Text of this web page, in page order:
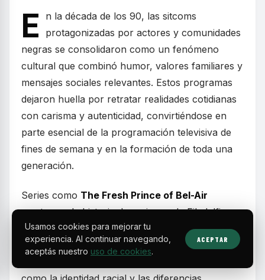
E
n la década de los 90, las sitcoms
protagonizadas por actores y comunidades
negras se consolidaron como un fenómeno
cultural que combinó humor, valores familiares y
mensajes sociales relevantes. Estos programas
dejaron huella por retratar realidades cotidianas
con carisma y autenticidad, convirtiéndose en
parte esencial de la programación televisiva de
fines de semana y en la formación de toda una
generación.
Series como The Fresh Prince of Bel-Air
mostraron la historia de un joven de Filadelfia
que, tras meterse en problemas, se muda con
sus parientes adinerados en Bel-Air. Más allá del
Usamos cookies para mejorar tu
experiencia. Al continuar navegando,
aceptás nuestro uso de cookies.
ACEPTAR